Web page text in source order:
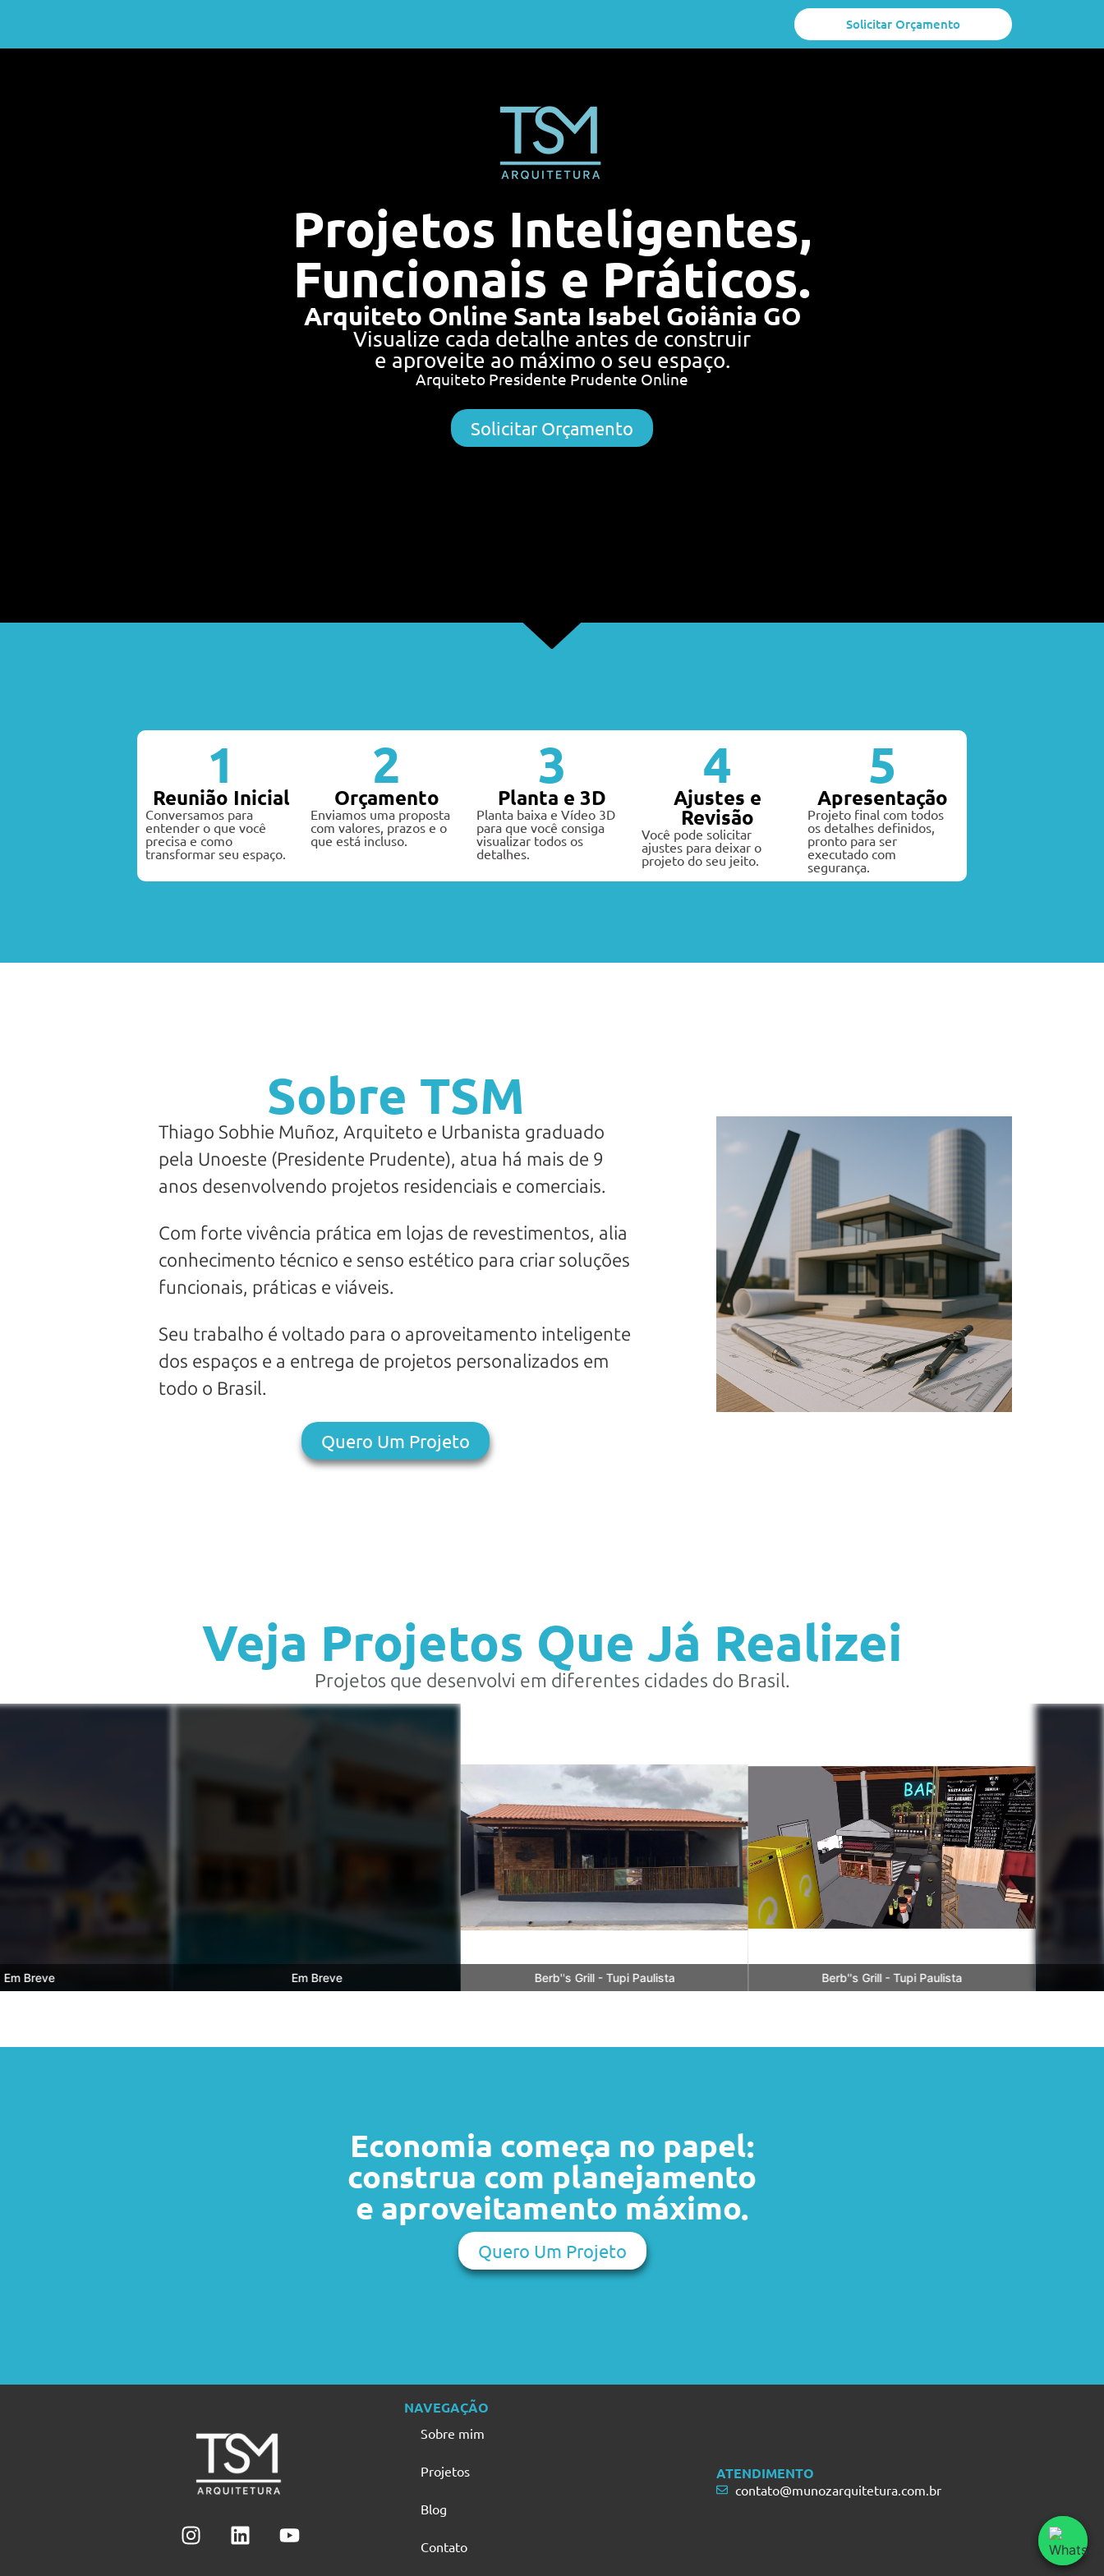
Solicitar Orçamento
Projetos Inteligentes,
Funcionais e Práticos.
Arquiteto Online Santa Isabel Goiânia GO
Visualize cada detalhe antes de construir
e aproveite ao máximo o seu espaço.
Arquiteto Presidente Prudente Online
Solicitar Orçamento
1
Reunião Inicial
Conversamos para
entender o que você
precisa e como
transformar seu espaço.
2
Orçamento
Enviamos uma proposta
com valores, prazos e o
que está incluso.
3
Planta e 3D
Planta baixa e Vídeo 3D
para que você consiga
visualizar todos os
detalhes.
4
Ajustes e
Revisão
Você pode solicitar
ajustes para deixar o
projeto do seu jeito.
5
Apresentação
Projeto final com todos
os detalhes definidos,
pronto para ser
executado com
segurança.
Sobre TSM
Thiago Sobhie Muñoz, Arquiteto e Urbanista graduado
pela Unoeste (Presidente Prudente), atua há mais de 9
anos desenvolvendo projetos residenciais e comerciais.
Com forte vivência prática em lojas de revestimentos, alia
conhecimento técnico e senso estético para criar soluções
funcionais, práticas e viáveis.
Seu trabalho é voltado para o aproveitamento inteligente
dos espaços e a entrega de projetos personalizados em
todo o Brasil.
Quero Um Projeto
Veja Projetos Que Já Realizei
Projetos que desenvolvi em diferentes cidades do Brasil.
Em Breve Berb''s Grill - Tupi Paulista Berb''s Grill - Tupi Paulista
Economia começa no papel:
construa com planejamento
e aproveitamento máximo.
Quero Um Projeto
NAVEGAÇÃO
Sobre mim
Projetos
Blog
Contato
ATENDIMENTO
contato@munozarquitetura.com.br